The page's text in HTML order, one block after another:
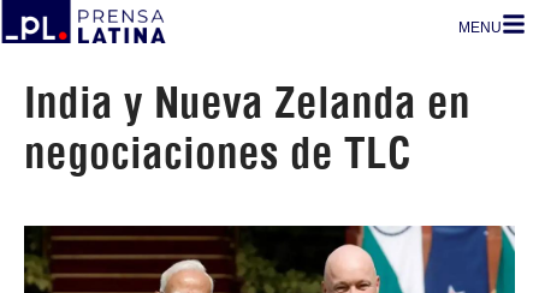
MENU
India y Nueva Zelanda en
negociaciones de TLC